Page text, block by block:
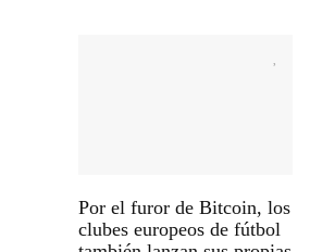
Por el furor de Bitcoin, los
clubes europeos de fútbol